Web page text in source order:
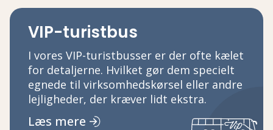
VIP-turistbus
I vores VIP-turistbusser er der ofte kælet
for detaljerne. Hvilket gør dem specielt
egnede til virksomhedskørsel eller andre
lejligheder, der kræver lidt ekstra.
Læs mere